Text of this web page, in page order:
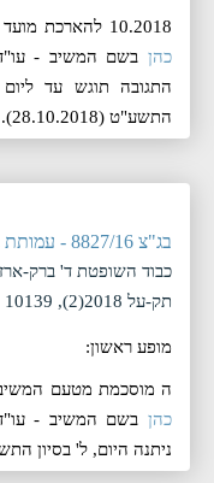
10.2018 להארכת מועד מטעם המשיב בשם העותרת - עו"ד
כהן בשם המשיב -
התשע"ט (‏28.10.2018).
בג"צ 8827/16 - עמותת נפש החיים נ' המנהל האזרחי באיו"ש
כבוד השופטת ד' ברק-ארז
תק-על 2018(2), 10139
מופע ראשון:
ה מוסכמת מטעם
כהן בשם המשיב -
ניתנה היום, ‏ל' בסיון התשע"ח